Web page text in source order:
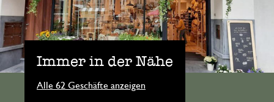
Immer in der Nähe
Alle 62 Geschäfte anzeigen